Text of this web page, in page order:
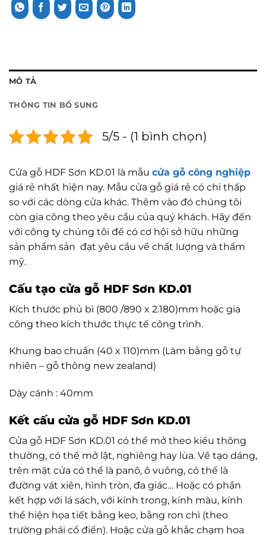
MÔ TẢ
THÔNG TIN BỔ SUNG
5/5 - (1 bình chọn)
Cửa gỗ HDF Sơn KD.01 là mẫu cửa gỗ công nghiệp
giá rẻ nhất hiện nay. Mẫu cửa gỗ giá rẻ có chi thấp
so với các dòng cửa khác. Thêm vào đó chúng tôi
còn gia công theo yêu cầu của quý khách. Hãy đến
với công ty chúng tôi để có cơ hội sở hữu những
sản phẩm sản đạt yêu cầu về chất lượng và thẩm
mỹ.
Cấu tạo cửa gỗ HDF Sơn KD.01
Kích thước phủ bì (800 /890 x 2.180)mm hoặc gia
công theo kích thước thực tế công trình.
Khung bao chuẩn (40 x 110)mm (Làm bằng gỗ tự
nhiên – gỗ thông new zealand)
Dày cánh : 40mm
Kết cấu cửa gỗ HDF Sơn KD.01
Cửa gỗ HDF Sơn KD.01 có thể mở theo kiểu thông
thường, có thể mở lật, nghiêng hay lùa. Về tạo dáng,
trên mặt cửa có thể là panô, ô vuông, có thể là
đường vát xiên, hình tròn, đa giác… Hoặc có phần
kết hợp với lá sách, với kính trong, kính màu, kính
thể hiện họa tiết bằng keo, bằng ron chì (theo
trường phái cổ điển). Hoặc cửa gỗ khắc chạm hoa